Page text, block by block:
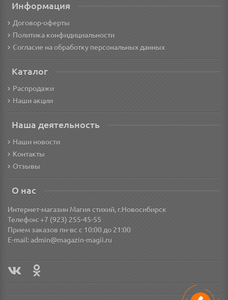
Информация
Договор-оферты
Политика конфидициальности
Согласие на обработку персональных данных
Каталог
Распродажи
Наши акции
Наша деятельность
Наши новости
Контакты
Отзывы
О нас
Интернет-магазин Магия стихий, г.Новосибирск
Телефон: +7 (923) 255-45-55
Прием заказов пн-вс с 10:00 до 21:00
E-mail:admin@magazin-magii.ru